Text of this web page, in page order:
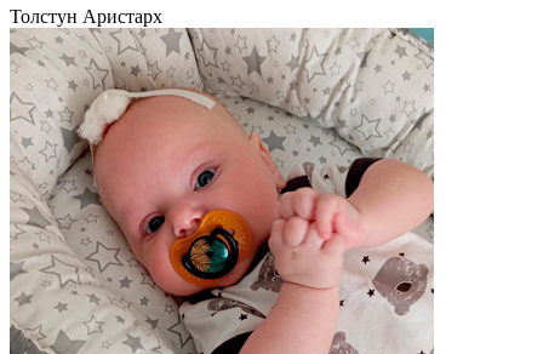
Толстун Аристарх